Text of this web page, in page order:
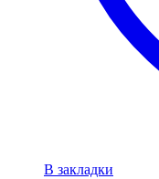
В закладки